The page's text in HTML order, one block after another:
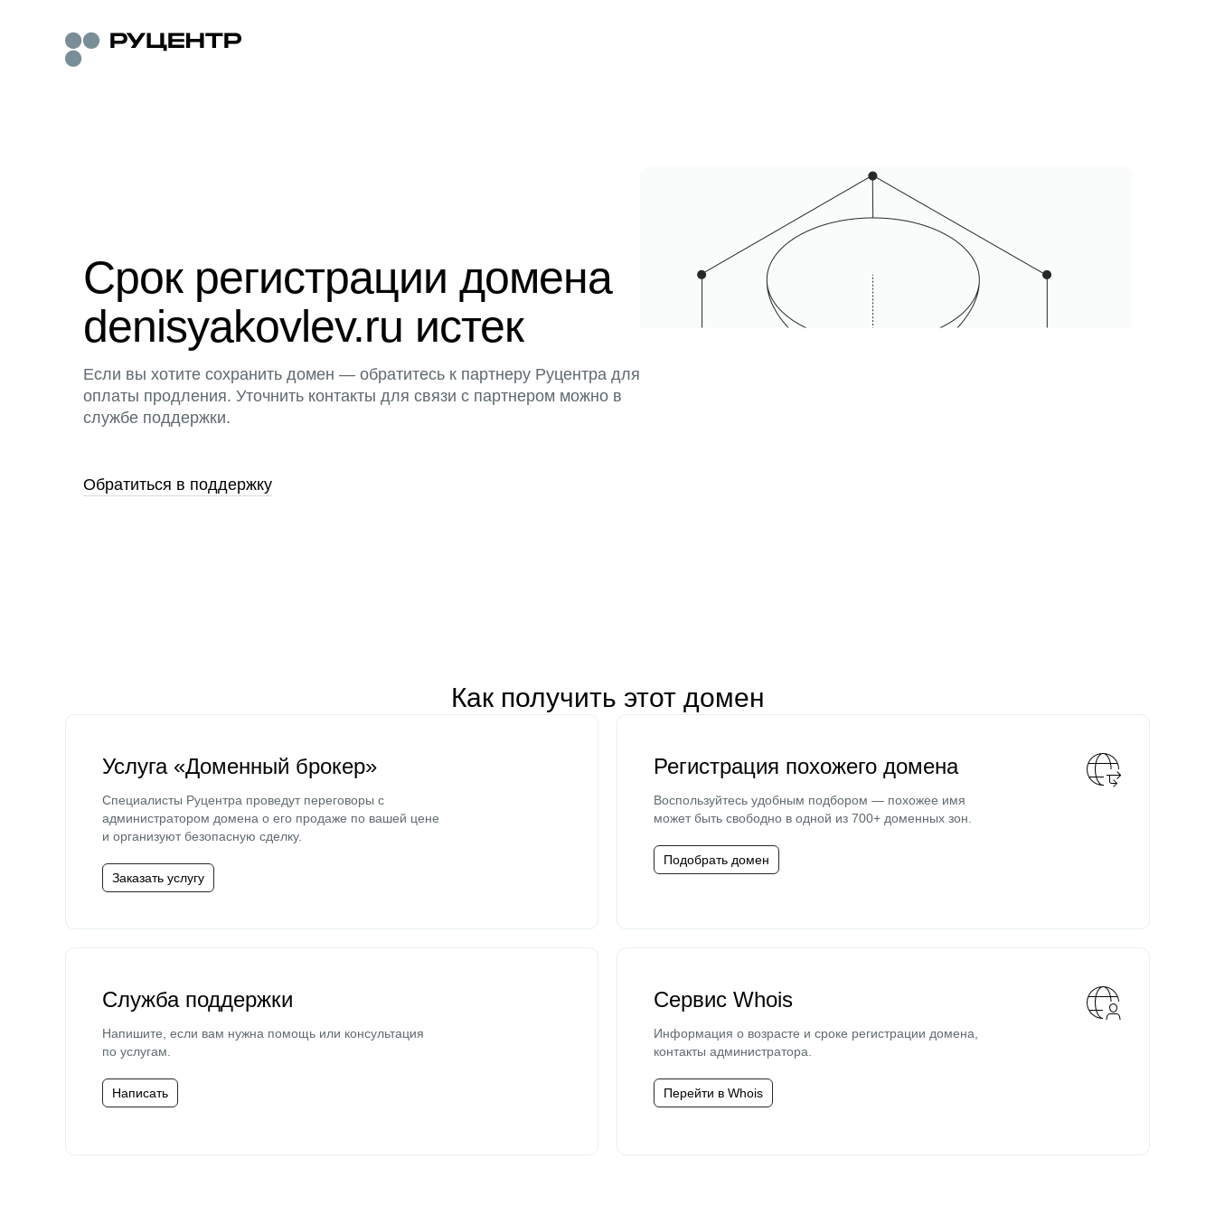
Срок регистрации домена
denisyakovlev.ru истек
Если вы хотите сохранить домен — обратитесь к партнеру Руцентра для
оплаты продления. Уточнить контакты для связи с партнером можно в
службе поддержки.
Обратиться в поддержку
Как получить этот домен
Услуга «Доменный брокер»
Специалисты Руцентра проведут переговоры с
администратором домена о его продаже по вашей цене
и организуют безопасную сделку.
Заказать услугу
Регистрация похожего домена
Воспользуйтесь удобным подбором — похожее имя
может быть свободно в одной из 700+ доменных зон.
Подобрать домен
Служба поддержки
Напишите, если вам нужна помощь или консультация
по услугам.
Написать
Сервис Whois
Информация о возрасте и сроке регистрации домена,
контакты администратора.
Перейти в Whois